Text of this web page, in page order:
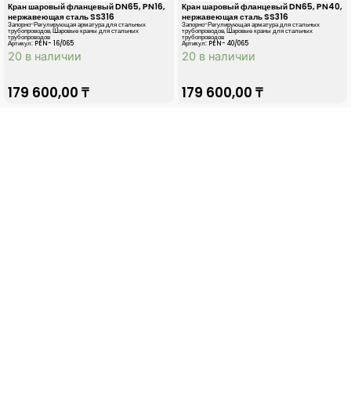
Кран шаровый фланцевый DN65, PN16,
нержавеющая сталь SS316
Запорно-Регулирующая арматура для стальных
трубопроводов,Шаровые краны для стальных
трубопроводов
Артикул: PEN- 16/065
20 в наличии
179 600,00 ₸
Кран шаровый фланцевый DN65, PN40,
нержавеющая сталь SS316
Запорно-Регулирующая арматура для стальных
трубопроводов,Шаровые краны для стальных
трубопроводов
Артикул: PEN- 40/065
20 в наличии
179 600,00 ₸